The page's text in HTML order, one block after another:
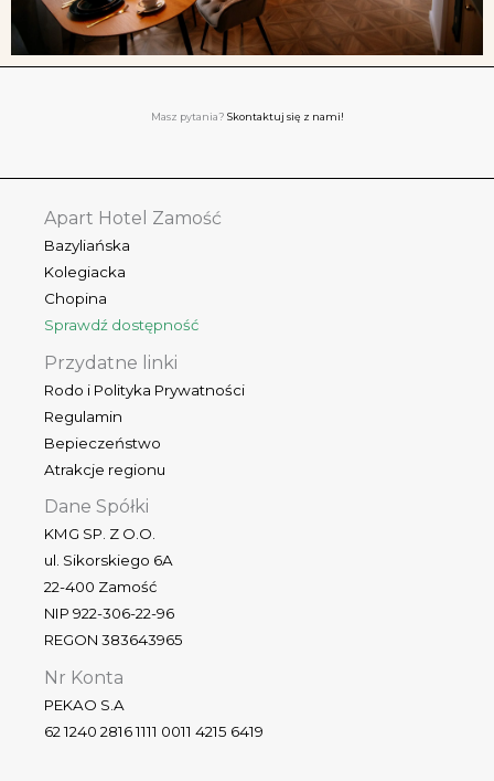
Masz pytania? Skontaktuj się z nami!
Apart Hotel Zamość
Bazyliańska
Kolegiacka
Chopina
Sprawdź dostępność
Przydatne linki
Rodo i Polityka Prywatności
Regulamin
Bepieczeństwo
Atrakcje regionu
Dane Spółki
KMG SP. Z O.O.
ul. Sikorskiego 6A
22-400 Zamość
NIP 922-306-22-96
REGON 383643965
Nr Konta
PEKAO S.A
62 1240 2816 1111 0011 4215 6419